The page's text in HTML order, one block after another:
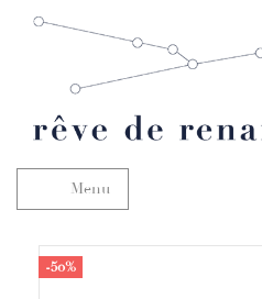
Skifte navigation
Menu
-50%